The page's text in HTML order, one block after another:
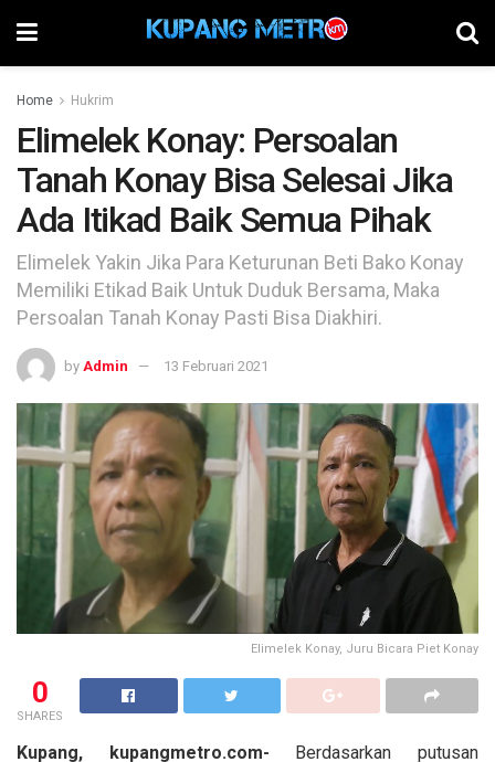
Home Hukrim
Elimelek Konay: Persoalan
Tanah Konay Bisa Selesai Jika
Ada Itikad Baik Semua Pihak
Elimelek Yakin Jika Para Keturunan Beti Bako Konay
Memiliki Etikad Baik Untuk Duduk Bersama, Maka
Persoalan Tanah Konay Pasti Bisa Diakhiri.
by Admin 13 Februari 2021
Elimelek Konay, Juru Bicara Piet Konay
0
SHARES
Kupang, kupangmetro.com- Berdasarkan putusan